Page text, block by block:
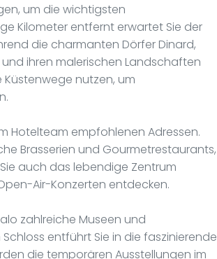
um die wichtigsten
Kilometer entfernt erwartet Sie der
die charmanten Dörfer Dinard,
ihren malerischen Landschaften
nutzen, um
Hotelteam empfohlenen Adressen.
Brasserien und Gourmetrestaurants,
auch das lebendige Zentrum
Air-Konzerten entdecken.
zahlreiche Museen und
entführt Sie in die faszinierende
die temporären Ausstellungen im